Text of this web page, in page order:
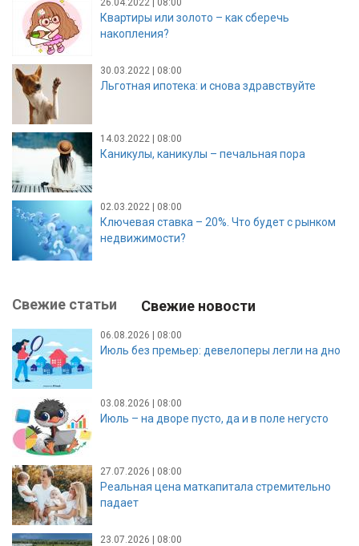
Квартиры или золото – как сберечь
накопления?
30.03.2022 | 08:00
Льготная ипотека: и снова здравствуйте
14.03.2022 | 08:00
Каникулы, каникулы – печальная пора
02.03.2022 | 08:00
Ключевая ставка – 20%. Что будет с рынком
недвижимости?
Свежие статьи Свежие новости
06.08.2026 | 08:00
Июль без премьер: девелоперы легли на дно
03.08.2026 | 08:00
Июль – на дворе пусто, да и в поле негусто
27.07.2026 | 08:00
Реальная цена маткапитала стремительно
падает
23.07.2026 | 08:00